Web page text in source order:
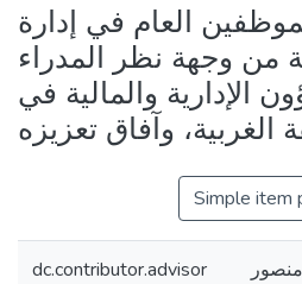
العام في إدارة
من وجهة نظر المدراء
الإدارية والمالية في
الغربية، وآفاق تعزيزه
Simple item
dc.contributor.advisor